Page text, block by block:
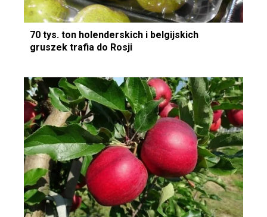
70 tys. ton holenderskich i belgijskich
gruszek trafia do Rosji